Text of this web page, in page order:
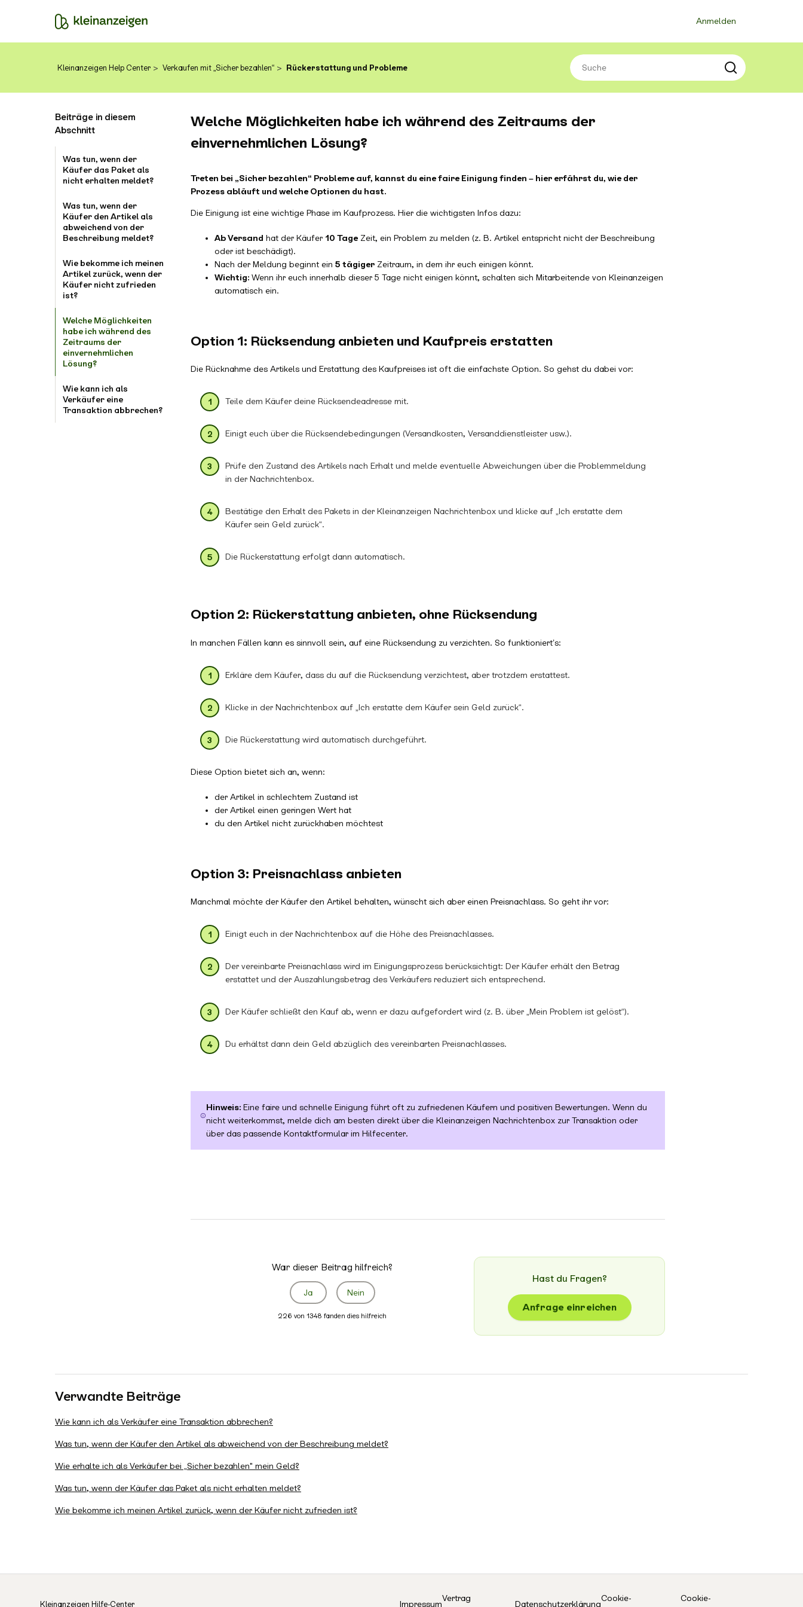
Anmelden
Kleinanzeigen Help Center Verkaufen mit „Sicher bezahlen“ Rückerstattung und Probleme
Beiträge in diesem
Abschnitt
Was tun, wenn der
Käufer das Paket als
nicht erhalten meldet?
Was tun, wenn der
Käufer den Artikel als
abweichend von der
Beschreibung meldet?
Wie bekomme ich meinen
Artikel zurück, wenn der
Käufer nicht zufrieden
ist?
Welche Möglichkeiten
habe ich während des
Zeitraums der
einvernehmlichen
Lösung?
Wie kann ich als
Verkäufer eine
Transaktion abbrechen?
Welche Möglichkeiten habe ich während des Zeitraums der
einvernehmlichen Lösung?
Treten bei „Sicher bezahlen“ Probleme auf, kannst du eine faire Einigung finden – hier erfährst du, wie der
Prozess abläuft und welche Optionen du hast.
Die Einigung ist eine wichtige Phase im Kaufprozess. Hier die wichtigsten Infos dazu:
Ab Versand hat der Käufer 10 Tage Zeit, ein Problem zu melden (z. B. Artikel entspricht nicht der Beschreibung
oder ist beschädigt).
Nach der Meldung beginnt ein5 tägiger Zeitraum, in dem ihr euch einigen könnt.
Wichtig: Wenn ihr euch innerhalb dieser 5 Tage nicht einigen könnt, schalten sich Mitarbeitende von Kleinanzeigen
automatisch ein.
Option 1: Rücksendung anbieten und Kaufpreis erstatten
Die Rücknahme des Artikels und Erstattung des Kaufpreises ist oft die einfachste Option. So gehst du dabei vor:
Teile dem Käufer deine Rücksendeadresse mit.
Einigt euch über die Rücksendebedingungen (Versandkosten, Versanddienstleister usw.).
Prüfe den Zustand des Artikels nach Erhalt und melde eventuelle Abweichungen über die Problemmeldung
in der Nachrichtenbox.
Bestätige den Erhalt des Pakets in der Kleinanzeigen Nachrichtenbox und klicke auf „Ich erstatte dem
Käufer sein Geld zurück“.
Die Rückerstattung erfolgt dann automatisch.
Option 2: Rückerstattung anbieten, ohne Rücksendung
In manchen Fällen kann es sinnvoll sein, auf eine Rücksendung zu verzichten. So funktioniert’s:
Erkläre dem Käufer, dass du auf die Rücksendung verzichtest, aber trotzdem erstattest.
Klicke in der Nachrichtenbox auf „Ich erstatte dem Käufer sein Geld zurück“.
Die Rückerstattung wird automatisch durchgeführt.
Diese Option bietet sich an, wenn:
der Artikel in schlechtem Zustand ist
der Artikel einen geringen Wert hat
du den Artikel nicht zurückhaben möchtest
Option 3: Preisnachlass anbieten
Manchmal möchte der Käufer den Artikel behalten, wünscht sich aber einen Preisnachlass. So geht ihr vor:
Einigt euch in der Nachrichtenbox auf die Höhe des Preisnachlasses.
Der vereinbarte Preisnachlass wird im Einigungsprozess berücksichtigt: Der Käufer erhält den Betrag
erstattet und der Auszahlungsbetrag des Verkäufers reduziert sich entsprechend.
Der Käufer schließt den Kauf ab, wenn er dazu aufgefordert wird (z. B. über „Mein Problem ist gelöst“).
Du erhältst dann dein Geld abzüglich des vereinbarten Preisnachlasses.
Hinweis: Eine faire und schnelle Einigung führt oft zu zufriedenen Käufern und positiven Bewertungen. Wenn du
nicht weiterkommst, melde dich am besten direkt über die Kleinanzeigen Nachrichtenbox zur Transaktion oder
über das passende Kontaktformular im Hilfecenter.
War dieser Beitrag hilfreich?
Ja Nein
226 von 1348 fanden dies hilfreich
Hast du Fragen?
Anfrage einreichen
Verwandte Beiträge
Wie kann ich als Verkäufer eine Transaktion abbrechen?
Was tun, wenn der Käufer den Artikel als abweichend von der Beschreibung meldet?
Wie erhalte ich als Verkäufer bei „Sicher bezahlen" mein Geld?
Was tun, wenn der Käufer das Paket als nicht erhalten meldet?
Wie bekomme ich meinen Artikel zurück, wenn der Käufer nicht zufrieden ist?
Kleinanzeigen Hilfe-Center Impressum
Vertrag
Datenschutzerklärung
Cookie-
Cookie-